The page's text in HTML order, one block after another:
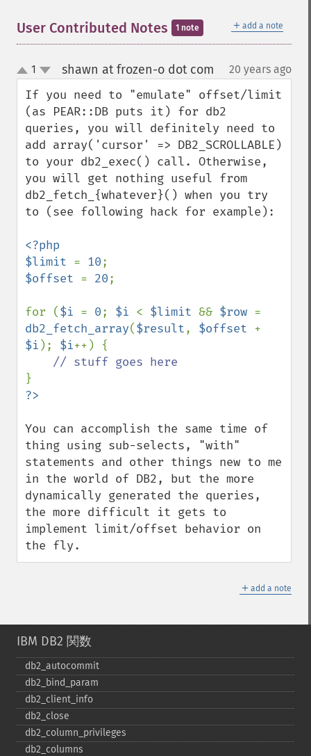
＋ add a note
User Contributed Notes 1 note
up
down
1 shawn at frozen-o dot com 20 years ago
If you need to "emulate" offset/limit
(as PEAR::DB puts it) for db2
queries, you will definitely need to
add array('cursor' => DB2_SCROLLABLE)
to your db2_exec() call. Otherwise,
you will get nothing useful from
db2_fetch_{whatever}() when you try
to (see following hack for example):
<?php
$limit = 10
$offset = 20;
for ($i = 0; $i < $limit && $row
db2_fetch_array($result, $offset
$i ); $i++) {
You can accomplish the same time of
thing using sub-selects, "with"
statements and other things new to me
in the world of DB2, but the more
dynamically generated the queries,
the more difficult it gets to
implement limit/offset behavior on
the fly.
＋ add a note
IBM DB2 関数
db2_​autocommit
db2_​bind_​param
db2_​client_​info
db2_​close
db2_​column_​privileges
db2_​columns